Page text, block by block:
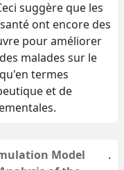
suggère que les
ont encore des
pour améliorer
malades sur le
termes
et de
Model
.